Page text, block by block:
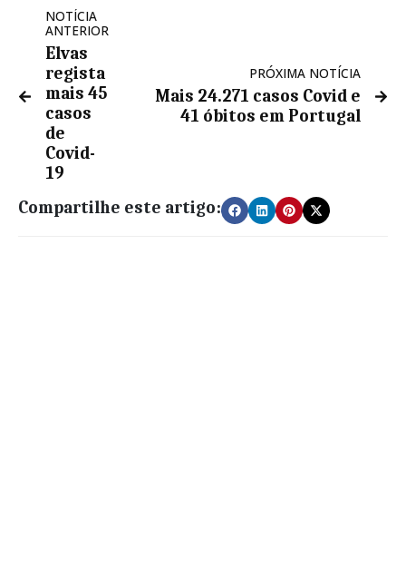
NOTÍCIA
ANTERIOR
Elvas
regista
mais 45
casos
de
Covid-
19
PRÓXIMA NOTÍCIA
Mais 24.271 casos Covid e
41 óbitos em Portugal
Compartilhe este artigo: